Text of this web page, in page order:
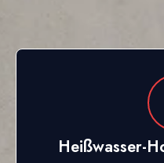
Heißwasser-